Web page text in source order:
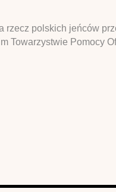
rzecz polskich jeńców
Towarzystwie Pomocy